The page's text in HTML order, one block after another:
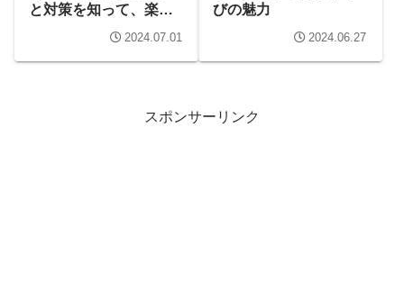
と対策を知って、楽し
2024.07.01
びの魅力
2024.06.27
スポンサーリンク